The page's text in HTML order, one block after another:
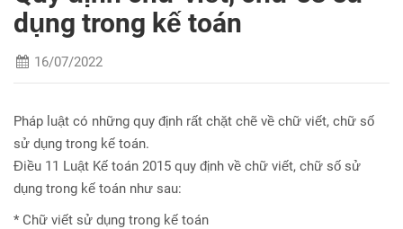
dụng trong kế toán
16/07/2022
Pháp luật có những quy định rất chặt chẽ về chữ viết, chữ số
sử dụng trong kế toán.
Điều 11 Luật Kế toán 2015 quy định về chữ viết, chữ số sử
dụng trong kế toán như sau:
* Chữ viết sử dụng trong kế toán